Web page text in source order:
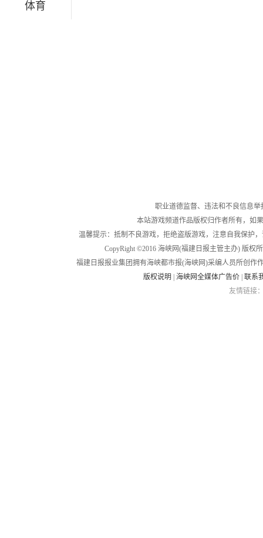
体育
职业道德监督、违法和不良信息举
本站游戏频道作品版权归作者所有，如
温馨提示：抵制不良游戏，拒绝盗版游戏，注意自我保护
CopyRight ©2016 海峡网(福建日报主管主办) 版权
福建日报报业集团拥有海峡都市报(海峡网)采编人员所创作
版权说明 |海峡网全媒体广告价 |联系
友情链接